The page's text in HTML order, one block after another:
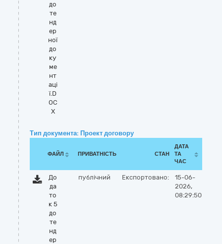
до
те
нд
ер
ної
до
ку
ме
нт
аці
ї.D
OC
X
Тип документа: Проект договору
ФАЙЛ ПРИВАТНІСТЬ СТАН
ДАТА
ТА
ЧАС
До
да
то
к 5
до
те
нд
ер
публічний Експортовано:
15-06-
2026,
08:29:50